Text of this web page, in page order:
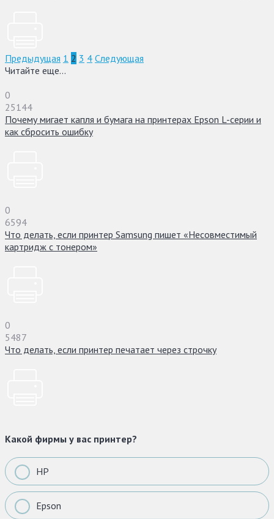
Предыдущая 1 2 3 4 Следующая
Читайте еще...
0
25144
Почему мигает капля и бумага на принтерах Epson L-серии и
как сбросить ошибку
0
6594
Что делать, если принтер Samsung пишет «Несовместимый
картридж с тонером»
0
5487
Что делать, если принтер печатает через строчку
Какой фирмы у вас принтер?
HP
Epson